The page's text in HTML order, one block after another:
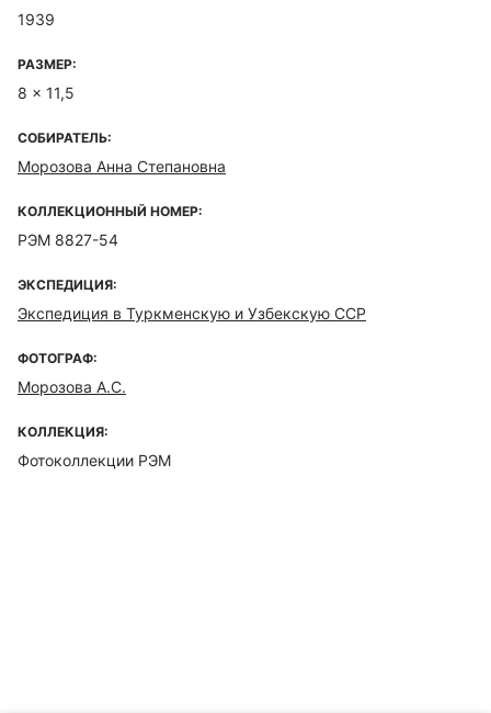
1939
РАЗМЕР:
8 x 11,5
СОБИРАТЕЛЬ:
Морозова Анна Степановна
КОЛЛЕКЦИОННЫЙ НОМЕР:
РЭМ 8827-54
ЭКСПЕДИЦИЯ:
Экспедиция в Туркменскую и Узбекскую ССР
ФОТОГРАФ:
Морозова А.С.
КОЛЛЕКЦИЯ:
Фотоколлекции РЭМ